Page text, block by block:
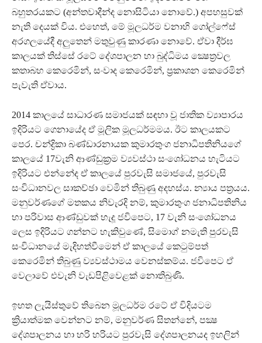
බහුතරයකට (අන්තවාදීන්ද නොසිටියා නොවේ.) අපහසුවක්
නැති දෙයක් විය. එහෙත්, මේ මූලධර්ම වනාහි ගෝල්ෆේස්
අරගලයේදී අලුතෙන් මතුවුණු කාරණා නොවේ. ඒවා දීර්ඝ
කාලයක් තිස්සේ රටේ දේශපාලන හා බුද්ධිමය ක්‍ෂෙත්‍රවල
කතාබහ කෙරෙමින්, සංවාද කෙරෙමින්, ප්‍රකාශන කෙරෙමින්
පැවැති ඒවාය.
2014 කාලයේ සාධාරණ සමාජයක් සඳහා වූ ජාතික ව්‍යාපාරය
ඉදිරියට ගෙනායේද ඒ මූලික මූලධර්මමය. ඊට කාලයකට
පෙර. චන්ද්‍රිකා බණ්ඩාරනායක කුමාරතුංග ජනාධිපතිනියගේ
කාලයේ 17වැනි ආණ්ඩුක්‍රම ව්‍යවස්ථා සංශෝධනය හැටියට
ඉදිරියට එන්නේද ඒ කාලයේ පුරවැසි සමාජයේ, පුරවැසි
සංවිධානවල සාකච්ඡා වෙමින් තිබුණු අදහස්ය. න්‍යාය පත්‍රයය.
මනුවර්ණගේ මතකය නිවැරදි නම්, කුමාරතුංග ජනාධිපතිනිය
හා පරිවාස ආණ්ඩුවක් හැදූ ජවිපෙට, 17 වැනි සංශෝධනය
ලෙස ඉදිරියට ගන්නට හැකිවුණේ, සිමොග් නමැති පුරවැසි
සංවිධානයේ මැදිහත්වීමෙන් ඒ කාලයේ කෙටුම්පත්
කෙරෙමින් තිබුණු ව්‍යවස්ථාමය වෙනස්කම්ය. ජවිපෙට ඒ
වෙලාවේ එවැනි වැඩපිළිවෙළක් නොතිබුණි.
ඉහත ලැයිස්තුවේ තිබෙන මූලධර්ම රටේ ඒ විදියටම
ක්‍රියාත්මක වෙන්නට නම්, මනුවර්ණ සිතන්නේ, පක්‍ෂ
දේශපාලනය හා හරි හරියට පුරවැසි දේශපාලනයද ඉහලින්